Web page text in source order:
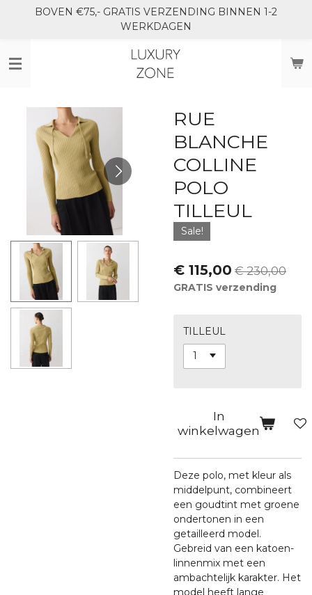
de
hoofdinhoud
BOVEN €75,- GRATIS VERZENDING BINNEN 1-2
WERKDAGEN
RUE
BLANCHE
COLLINE
POLO
TILLEUL
Sale!
€ 115,00 € 230,00
GRATIS verzending
TILLEUL
In
winkelwagen
Deze polo, met kleur als
middelpunt, combineert
een goudtint met groene
ondertonen in een
getailleerd model.
Gebreid van een katoen-
linnenmix met een
ambachtelijk karakter. Het
model heeft lange